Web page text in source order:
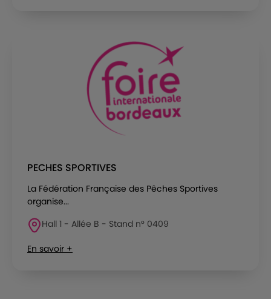
PECHES SPORTIVES
La Fédération Française des Pêches Sportives
organise...
Hall 1 - Allée B - Stand n° 0409
En savoir +